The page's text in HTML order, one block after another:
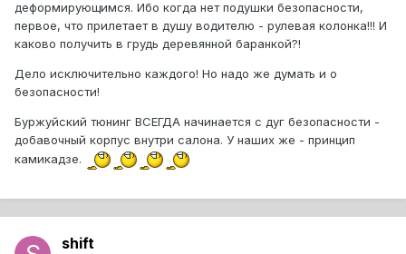
деформирующимся. Ибо когда нет подушки безопасности,
первое, что прилетает в душу водителю - рулевая колонка!!! И
каково получить в грудь деревянной баранкой?!
Дело исключительно каждого! Но надо же думать и о
безопасности!
Буржуйский тюнинг ВСЕГДА начинается с дуг безопасности -
добавочный корпус внутри салона. У наших же - принцип
камикадзе.
shift